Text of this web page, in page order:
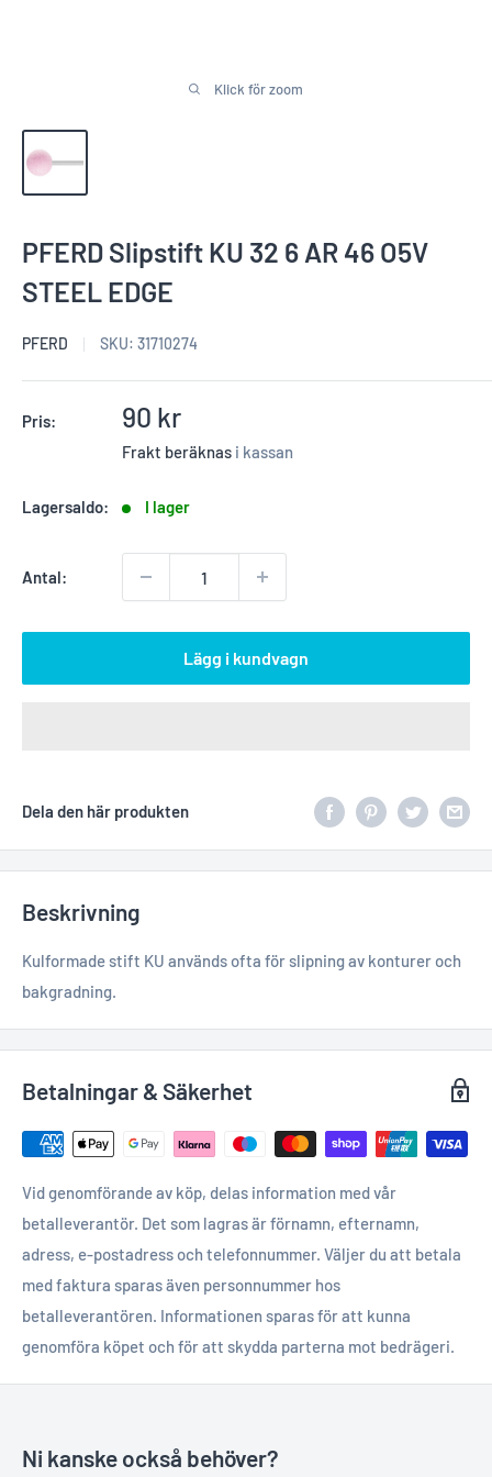
Klick för zoom
PFERD Slipstift KU 32 6 AR 46 O5V
STEEL EDGE
PFERD SKU: 31710274
Pris: Reapris
90 kr
Frakt beräknas i kassan
Lagersaldo: I lager
Antal:
Lägg i kundvagn
Dela den här produkten
Beskrivning
Kulformade stift KU används ofta för slipning av konturer och
bakgradning.
Betalningar & Säkerhet
Vid genomförande av köp, delas information med vår
betalleverantör. Det som lagras är förnamn, efternamn,
adress, e-postadress och telefonnummer. Väljer du att betala
med faktura sparas även personnummer hos
betalleverantören. Informationen sparas för att kunna
genomföra köpet och för att skydda parterna mot bedrägeri.
Ni kanske också behöver?